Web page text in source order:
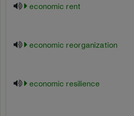
economic rent
economic reorganization
economic resilience